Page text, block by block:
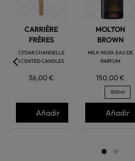
CARRIÈRE
FRÈRES
CEDAR CHANDELLE
SCENTED CANDLES
36,00 €
Añadir
MOLTON
BROWN
MILK MUSK EAU DE
PARFUM
150,00 €
100ml
Añadir